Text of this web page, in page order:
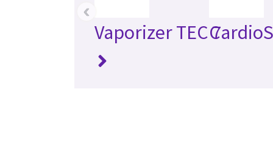
Vaporizer TEC 7
‹